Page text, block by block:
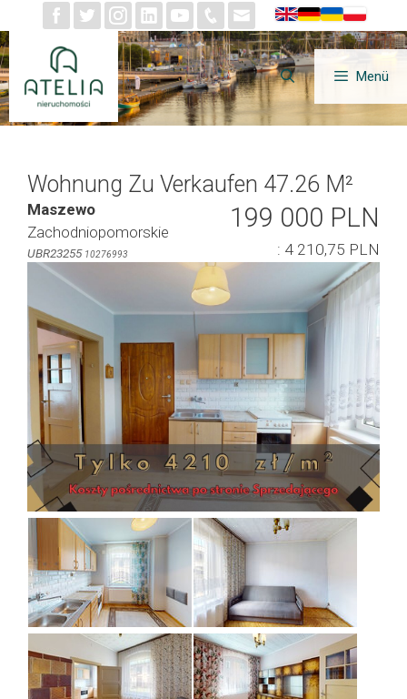
Inhalt
springen
Menü
Wohnung Zu Verkaufen 47.26 M²
Maszewo
Zachodniopomorskie
UBR23255 10276993
199 000 PLN
: 4 210,75 PLN